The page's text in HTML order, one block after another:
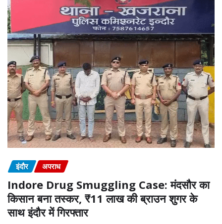
इंदौर अपराध
Indore Drug Smuggling Case: मंदसौर का
किसान बना तस्कर, ₹11 लाख की ब्राउन शुगर के
साथ इंदौर में गिरफ्तार